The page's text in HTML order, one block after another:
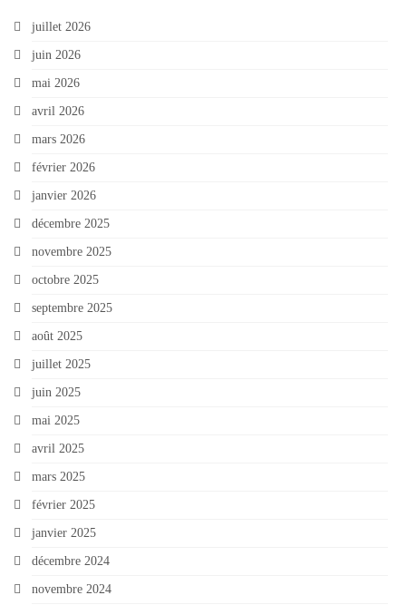
juillet 2026
juin 2026
mai 2026
avril 2026
mars 2026
février 2026
janvier 2026
décembre 2025
novembre 2025
octobre 2025
septembre 2025
août 2025
juillet 2025
juin 2025
mai 2025
avril 2025
mars 2025
février 2025
janvier 2025
décembre 2024
novembre 2024